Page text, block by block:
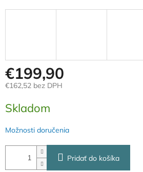
€199,90
€162,52 bez DPH
cena:
Skladom
Možnosti doručenia
Pridať do košíka